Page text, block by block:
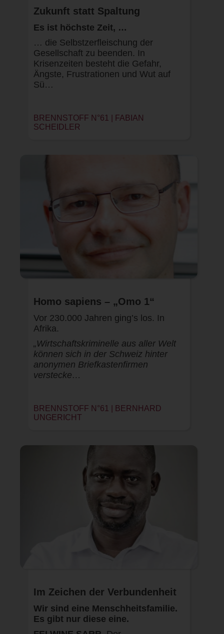
Zukunft statt Spaltung
Es ist höchste Zeit, …
… die Selbstzerfleischung der
Gesellschaft zu beenden. In
Krisenzeiten besteht die Gefahr,
Ängste, Frustrationen und Wut auf
Sü…
BRENNSTOFF N°61 | FABIAN
SCHEIDLER
Homo sapiens – „Omo 1“
Vor 230.000 Jahren ging’s los. In
Afrika.
„Wirtschaftskriminelle aus aller Welt
können sich in der Schweiz hinter
anonymen Briefkastenfirmen
verstecke…
BRENNSTOFF N°61 | BERNHARD
UNGERICHT
Im Zeichen der Verbundenheit
Wir sind eine Menschheitsfamilie.
Es gibt nur diese eine.